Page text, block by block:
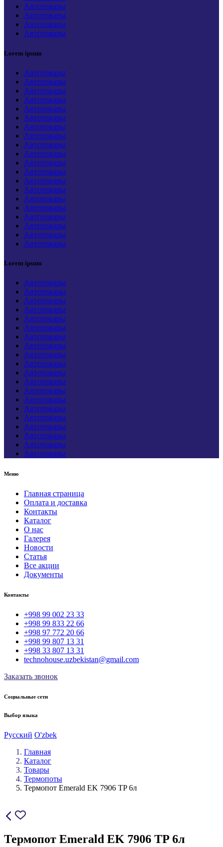
Автотовары
Автотовары
Автотовары
Автотовары
Lorem ipsum
Автотовары
Автотовары
Автотовары
Автотовары
Автотовары
Автотовары
Автотовары
Автотовары
Автотовары
Автотовары
Автотовары
Автотовары
Автотовары
Автотовары
Автотовары
Автотовары
Автотовары
Автотовары
Автотовары
Автотовары
Lorem ipsum
Автотовары
Автотовары
Автотовары
Автотовары
Автотовары
Автотовары
Автотовары
Автотовары
Автотовары
Автотовары
Автотовары
Автотовары
Автотовары
Автотовары
Автотовары
Автотовары
Автотовары
Автотовары
Автотовары
Автотовары
Меню
Главная страница
Оплата и доставка
Контакты
Каталог
О нас
Галерея
Новости
Статья
Все акции
Документы
Контакты
+998 99 002 23 33
+998 99 833 22 66
+998 97 772 20 66
+998 99 807 13 31
+998 33 807 13 31
technohouse.uzbekistan@gmail.com
Заказать звонок
Социальные сети
Выбор языка
Русский O'zbek
Главная
Каталог
Товары
Термопоты
Термопот Emerald EK 7906 TP 6л
Термопот Emerald EK 7906 TP 6л